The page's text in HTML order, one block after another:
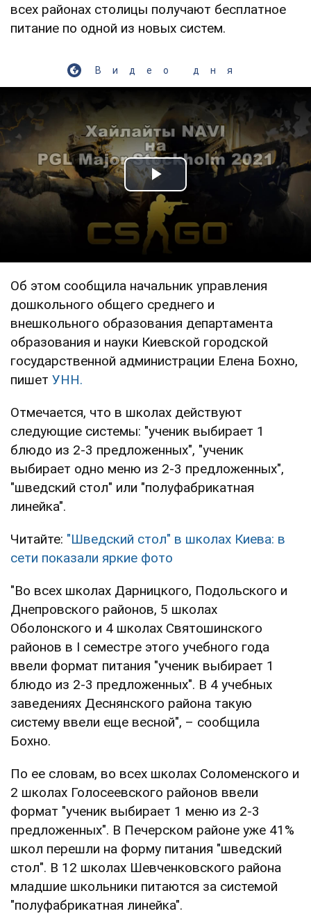
всех районах столицы получают бесплатное
питание по одной из новых систем.
Видео дня
Play Video
Об этом сообщила начальник управления
дошкольного общего среднего и
внешкольного образования департамента
образования и науки Киевской городской
государственной администрации Елена Бохно,
пишет УНН.
Отмечается, что в школах действуют
следующие системы: "ученик выбирает 1
блюдо из 2-3 предложенных", "ученик
выбирает одно меню из 2-3 предложенных",
"шведский стол" или "полуфабрикатная
линейка".
Читайте: "Шведский стол" в школах Киева: в
сети показали яркие фото
"Во всех школах Дарницкого, Подольского и
Днепровского районов, 5 школах
Оболонского и 4 школах Святошинского
районов в I семестре этого учебного года
ввели формат питания "ученик выбирает 1
блюдо из 2-3 предложенных". В 4 учебных
заведениях Деснянского района такую
систему ввели еще весной", – сообщила
Бохно.
По ее словам, во всех школах Соломенского и
2 школах Голосеевского районов ввели
формат "ученик выбирает 1 меню из 2-3
предложенных". В Печерском районе уже 41%
школ перешли на форму питания "шведский
стол". В 12 школах Шевченковского района
младшие школьники питаются за системой
"полуфабрикатная линейка".